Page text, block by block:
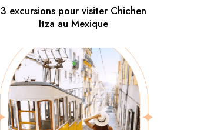
3 excursions pour visiter Chichen
Itza au Mexique